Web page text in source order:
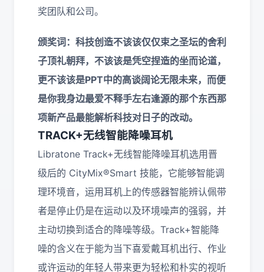
奖团队和公司。
颁奖词：科技创造不该该仅仅束之圣坛的舍利
子顶礼朝拜，不该该是凭空捏造的坐而论道，
更不该该是PPT中的高谈阔论无限未来，而便
是你我身边最爱不释手左右逢源的那个东西那
项新产品最能解析科技对日子的改动。
TRACK+无线智能降噪耳机
Libratone Track+无线智能降噪耳机选用晋
级后的 CityMix®Smart 技能，它能够智能调
理环境音，运用耳机上的传感器智能辨认佩带
者是停止仍是在运动以及环境噪声的强弱，并
主动切换到适合的降噪等级。Track+智能降
噪的含义在于能为当下喜爱戴耳机出行、作业
或许运动的年轻人带来更为轻松和朴实的视听